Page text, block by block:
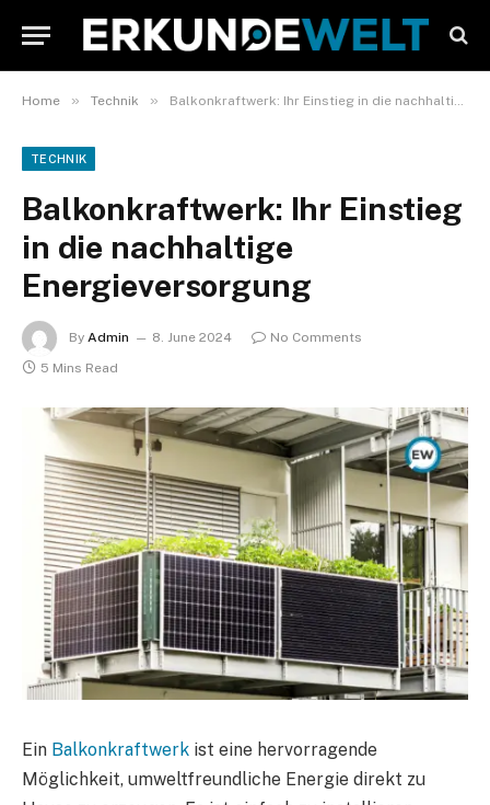
Home » Technik » Balkonkraftwerk: Ihr Einstieg in die nachhaltige Energieversorgung
TECHNIK
Balkonkraftwerk: Ihr Einstieg
in die nachhaltige
Energieversorgung
By Admin 8. June 2024
No Comments
5 Mins Read
Ein Balkonkraftwerk ist eine hervorragende
Möglichkeit, umweltfreundliche Energie direkt zu